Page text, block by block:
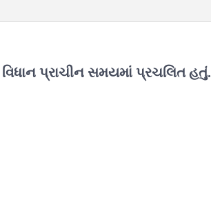
પ્રાચીન સમયમાં પ્રચલિત હતું.